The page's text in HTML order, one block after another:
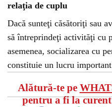
relaţia de cuplu
Dacă sunteţi căsătoriţi sau
să întreprindeţi activităţi cu
asemenea, socializarea cu
constituie un lucru
Alătură-te pe
pentru a fi la